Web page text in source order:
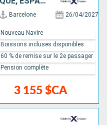
Barcelone 26/04/2027
3 155 $CA
Nouveau Navire
Boissons incluses disponibles
60 % de remise sur le 2e passager
Pension complète